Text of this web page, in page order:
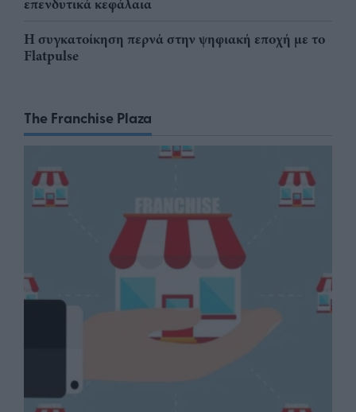
επενδυτικά κεφάλαια
Η συγκατοίκηση περνά στην ψηφιακή εποχή με το
Flatpulse
The Franchise Plaza